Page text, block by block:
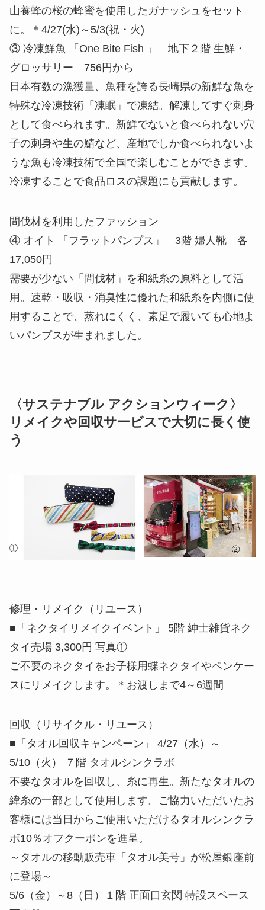
山養蜂の桜の蜂蜜を使用したガナッシュをセット
に。＊4/27(水)～5/3(祝・火)
③ 冷凍鮮魚 「One Bite Fish 」 地下２階 生鮮・
グロッサリー 756円から
日本有数の漁獲量、魚種を誇る長崎県の新鮮な魚を
特殊な冷凍技術「凍眠」で凍結。解凍してすぐ刺身
として食べられます。新鮮でないと食べられない穴
子の刺身や生の鯖など、産地でしか食べられないよ
うな魚も冷凍技術で全国で楽しむことができます。
冷凍することで食品ロスの課題にも貢献します。
間伐材を利用したファッション
④ オイト 「フラットパンプス」 3階 婦人靴 各
17,050円
需要が少ない「間伐材」を和紙糸の原料として活
用。速乾・吸収・消臭性に優れた和紙糸を内側に使
用することで、蒸れにくく、素足で履いても心地よ
いパンプスが生まれました。
〈サステナブル アクションウィーク〉
リメイクや回収サービスで大切に長く使
う
修理・リメイク（リユース）
■「ネクタイリメイクイベント」 5階 紳士雑貨ネク
タイ売場 3,300円 写真①
ご不要のネクタイをお子様用蝶ネクタイやペンケー
スにリメイクします。＊お渡しまで4～6週間
回収（リサイクル・リユース）
■「タオル回収キャンペーン」 4/27（水）～
5/10（火） ７階 タオルシンクラボ
不要なタオルを回収し、糸に再生。新たなタオルの
緯糸の一部として使用します。ご協力いただいたお
客様には当日からご使用いただけるタオルシンクラ
ボ10％オフクーポンを進呈。
～タオルの移動販売車「タオル美号」が松屋銀座前
に登場～
5/6（金）～8（日）１階 正面口玄関 特設スペース